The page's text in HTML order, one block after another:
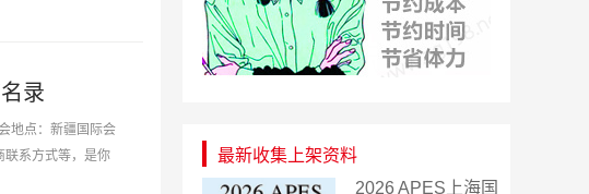
录
地点：新疆国际会
联系方式等，是你
最新收集上架资料
2026 APES上海国